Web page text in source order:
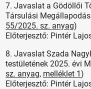
7. Javaslat a Gödöllői
Társulási
55/2025. sz. anyag)
Előterjesztő: Pintér
8. Javaslat Szada
testületének 2025. évi
sz. anyag, melléklet 1)
Előterjesztő: Pintér